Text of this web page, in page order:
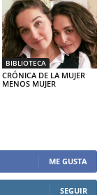
BIBLIOTECA
CRÓNICA DE LA MUJER
MENOS MUJER
ME GUSTA
SEGUIR